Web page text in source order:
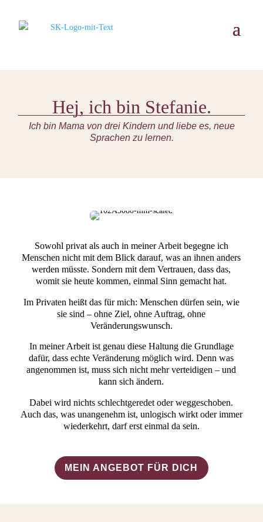
Hej, ich bin Stefanie.
Ich bin Mama von drei Kindern und liebe es, neue
Sprachen zu lernen.
Sowohl privat als auch in meiner Arbeit begegne ich
Menschen nicht mit dem Blick darauf, was an ihnen anders
werden müsste. Sondern mit dem Vertrauen, dass das,
womit sie heute kommen, einmal Sinn gemacht hat.
Im Privaten heißt das für mich: Menschen dürfen sein, wie
sie sind – ohne Ziel, ohne Auftrag, ohne
Veränderungswunsch.
In meiner Arbeit ist genau diese Haltung die Grundlage
dafür, dass echte Veränderung möglich wird. Denn was
angenommen ist, muss sich nicht mehr verteidigen – und
kann sich ändern.
Dabei wird nichts schlechtgeredet oder weggeschoben.
Auch das, was unangenehm ist, unlogisch wirkt oder immer
wiederkehrt, darf erst einmal da sein.
MEIN ANGEBOT FÜR DICH